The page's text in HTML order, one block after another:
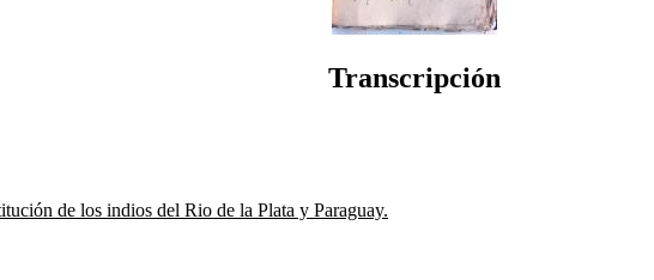
Transcripción
de los indios del Rio de la Plata y Paraguay.